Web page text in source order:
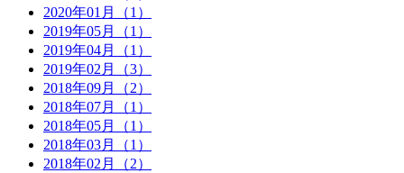
2020年01月（1）
2019年05月（1）
2019年04月（1）
2019年02月（3）
2018年09月（2）
2018年07月（1）
2018年05月（1）
2018年03月（1）
2018年02月（2）